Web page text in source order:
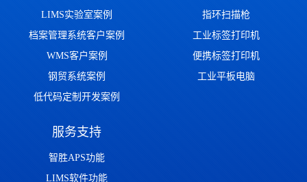
LIMS实验室案例
档案管理系统客户案例
WMS客户案例
钢贸系统案例
低代码定制开发案例
指环扫描枪
工业标签打印机
便携标签打印机
工业平板电脑
服务支持
智胜APS功能
LIMS软件功能